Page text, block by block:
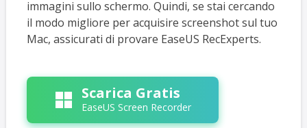
immagini sullo schermo. Quindi, se stai cercando
il modo migliore per acquisire screenshot sul tuo
Mac, assicurati di provare EaseUS RecExperts.
Scarica Gratis
EaseUS Screen Recorder